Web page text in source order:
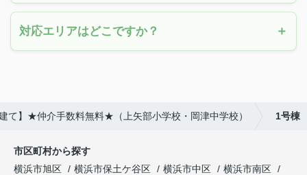
対応エリアはどこですか？
て】★仲介手数料無料★（上矢部小学校・岡津中学校） 1号棟
市区町村から探す
横浜市旭区
横浜市保土ケ谷区 横浜市中区
横浜市南区